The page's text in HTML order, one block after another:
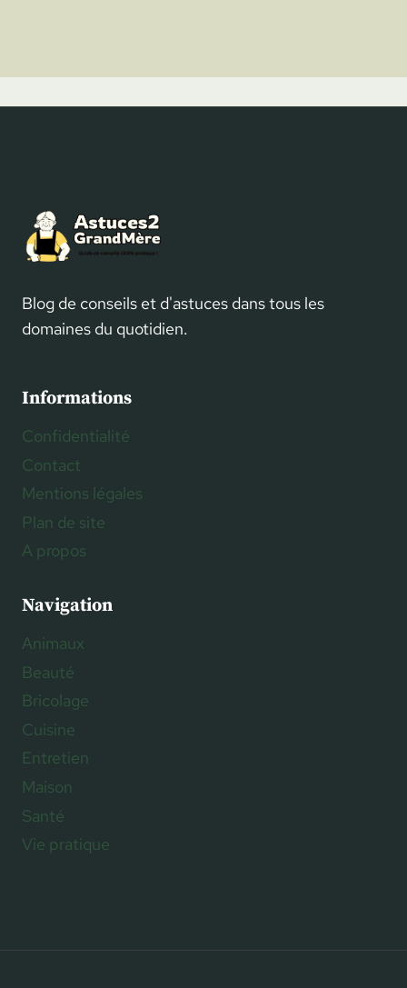
Blog de conseils et d'astuces dans tous les
domaines du quotidien.
Informations
Confidentialité
Contact
Mentions légales
Plan de site
A propos
Navigation
Animaux
Beauté
Bricolage
Cuisine
Entretien
Maison
Santé
Vie pratique